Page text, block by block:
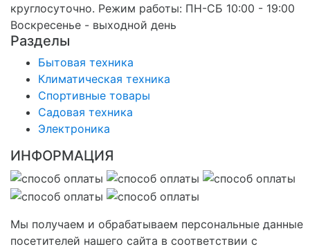
круглосуточно. Режим работы: ПН-СБ 10:00 - 19:00
Воскресенье - выходной день
Разделы
Бытовая техника
Климатическая техника
Спортивные товары
Садовая техника
Электроника
ИНФОРМАЦИЯ
Мы получаем и обрабатываем персональные данные
посетителей нашего сайта в соответствии с